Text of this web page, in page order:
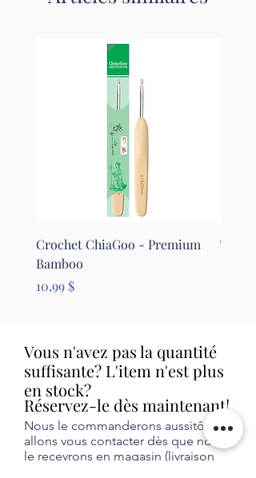
Crochet ChiaGoo - Premium
Bamboo
Prix
10,99 $
Tapis
Clover
Vous n'avez pas la quantité
suffisante? L'item n'est plus
en stock?
Réservez-le dès maintenant!
Nous le commanderons aussitôt et
allons vous contacter dès que nous
le recevrons en magasin (livraison